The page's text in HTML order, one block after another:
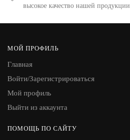
высокое качество нашей продукции
МОЙ ПРОФИЛЬ
Главная
Войти/Зарегистрироваться
Мой профиль
Выйти из аккаунта
ПОМОЩЬ ПО САЙТУ